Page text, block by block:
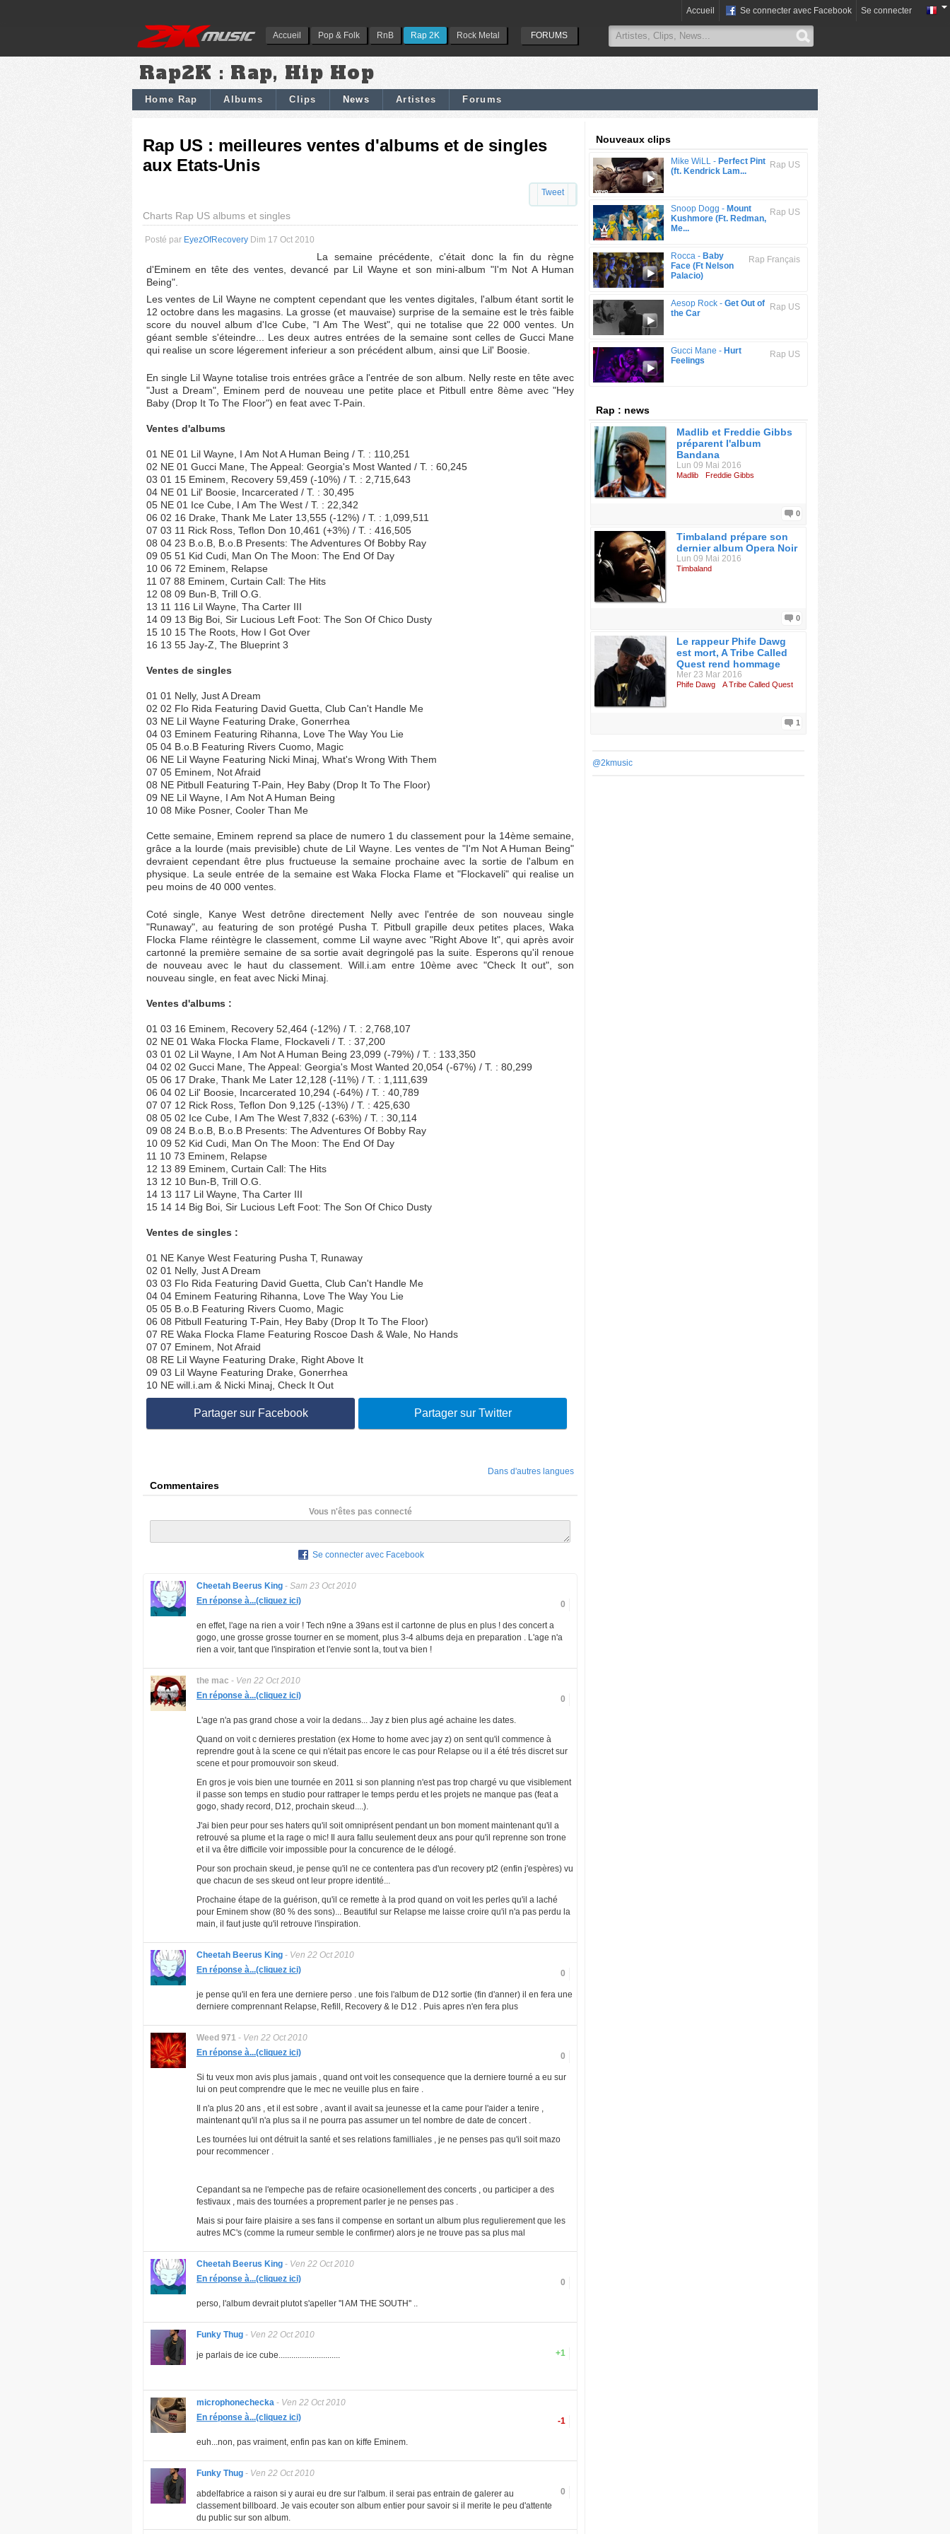
Accueil Pop & Folk RnB Rap 2K Rock Metal FORUMS
Accueil Se connecter avec Facebook Se connecter
Rap2K : Rap, Hip Hop
Home Rap Albums Clips News Artistes Forums
Rap US : meilleures ventes d'albums et de singles
aux Etats-Unis
Tweet
Charts Rap US albums et singles
Posté par EyezOfRecovery Dim 17 Oct 2010
La semaine précédente, c'était donc la fin du règne
d'Eminem en tête des ventes, devancé par Lil Wayne et son mini-album "I'm Not A Human
Being".
Les ventes de Lil Wayne ne comptent cependant que les ventes digitales, l'album étant sortit le
12 octobre dans les magasins. La grosse (et mauvaise) surprise de la semaine est le très faible
score du nouvel album d'Ice Cube, "I Am The West", qui ne totalise que 22 000 ventes. Un
géant semble s'éteindre... Les deux autres entrées de la semaine sont celles de Gucci Mane
qui realise un score légerement inferieur a son précédent album, ainsi que Lil' Boosie.
En single Lil Wayne totalise trois entrées grâce a l'entrée de son album. Nelly reste en tête avec
"Just a Dream", Eminem perd de nouveau une petite place et Pitbull entre 8ème avec "Hey
Baby (Drop It To The Floor") en feat avec T-Pain.
Ventes d'albums
01 NE 01 Lil Wayne, I Am Not A Human Being / T. : 110,251
02 NE 01 Gucci Mane, The Appeal: Georgia's Most Wanted / T. : 60,245
03 01 15 Eminem, Recovery 59,459 (-10%) / T. : 2,715,643
04 NE 01 Lil' Boosie, Incarcerated / T. : 30,495
05 NE 01 Ice Cube, I Am The West / T. : 22,342
06 02 16 Drake, Thank Me Later 13,555 (-12%) / T. : 1,099,511
07 03 11 Rick Ross, Teflon Don 10,461 (+3%) / T. : 416,505
08 04 23 B.o.B, B.o.B Presents: The Adventures Of Bobby Ray
09 05 51 Kid Cudi, Man On The Moon: The End Of Day
10 06 72 Eminem, Relapse
11 07 88 Eminem, Curtain Call: The Hits
12 08 09 Bun-B, Trill O.G.
13 11 116 Lil Wayne, Tha Carter III
14 09 13 Big Boi, Sir Lucious Left Foot: The Son Of Chico Dusty
15 10 15 The Roots, How I Got Over
16 13 55 Jay-Z, The Blueprint 3
Ventes de singles
01 01 Nelly, Just A Dream
02 02 Flo Rida Featuring David Guetta, Club Can't Handle Me
03 NE Lil Wayne Featuring Drake, Gonerrhea
04 03 Eminem Featuring Rihanna, Love The Way You Lie
05 04 B.o.B Featuring Rivers Cuomo, Magic
06 NE Lil Wayne Featuring Nicki Minaj, What's Wrong With Them
07 05 Eminem, Not Afraid
08 NE Pitbull Featuring T-Pain, Hey Baby (Drop It To The Floor)
09 NE Lil Wayne, I Am Not A Human Being
10 08 Mike Posner, Cooler Than Me
Cette semaine, Eminem reprend sa place de numero 1 du classement pour la 14ème semaine,
grâce a la lourde (mais previsible) chute de Lil Wayne. Les ventes de "I'm Not A Human Being"
devraient cependant être plus fructueuse la semaine prochaine avec la sortie de l'album en
physique. La seule entrée de la semaine est Waka Flocka Flame et "Flockaveli" qui realise un
peu moins de 40 000 ventes.
Coté single, Kanye West detrône directement Nelly avec l'entrée de son nouveau single
"Runaway", au featuring de son protégé Pusha T. Pitbull grapille deux petites places, Waka
Flocka Flame réintègre le classement, comme Lil wayne avec "Right Above It", qui après avoir
cartonné la première semaine de sa sortie avait degringolé pas la suite. Esperons qu'il renoue
de nouveau avec le haut du classement. Will.i.am entre 10ème avec "Check It out", son
nouveau single, en feat avec Nicki Minaj.
Ventes d'albums :
01 03 16 Eminem, Recovery 52,464 (-12%) / T. : 2,768,107
02 NE 01 Waka Flocka Flame, Flockaveli / T. : 37,200
03 01 02 Lil Wayne, I Am Not A Human Being 23,099 (-79%) / T. : 133,350
04 02 02 Gucci Mane, The Appeal: Georgia's Most Wanted 20,054 (-67%) / T. : 80,299
05 06 17 Drake, Thank Me Later 12,128 (-11%) / T. : 1,111,639
06 04 02 Lil' Boosie, Incarcerated 10,294 (-64%) / T. : 40,789
07 07 12 Rick Ross, Teflon Don 9,125 (-13%) / T. : 425,630
08 05 02 Ice Cube, I Am The West 7,832 (-63%) / T. : 30,114
09 08 24 B.o.B, B.o.B Presents: The Adventures Of Bobby Ray
10 09 52 Kid Cudi, Man On The Moon: The End Of Day
11 10 73 Eminem, Relapse
12 13 89 Eminem, Curtain Call: The Hits
13 12 10 Bun-B, Trill O.G.
14 13 117 Lil Wayne, Tha Carter III
15 14 14 Big Boi, Sir Lucious Left Foot: The Son Of Chico Dusty
Ventes de singles :
01 NE Kanye West Featuring Pusha T, Runaway
02 01 Nelly, Just A Dream
03 03 Flo Rida Featuring David Guetta, Club Can't Handle Me
04 04 Eminem Featuring Rihanna, Love The Way You Lie
05 05 B.o.B Featuring Rivers Cuomo, Magic
06 08 Pitbull Featuring T-Pain, Hey Baby (Drop It To The Floor)
07 RE Waka Flocka Flame Featuring Roscoe Dash & Wale, No Hands
07 07 Eminem, Not Afraid
08 RE Lil Wayne Featuring Drake, Right Above It
09 03 Lil Wayne Featuring Drake, Gonerrhea
10 NE will.i.am & Nicki Minaj, Check It Out
Partager sur Facebook Partager sur Twitter
Dans d'autres langues
Commentaires
Vous n'êtes pas connecté
Se connecter avec Facebook
Cheetah Beerus King - Sam 23 Oct 2010
0
En réponse à...(cliquez ici)
en effet, l'age na rien a voir ! Tech n9ne a 39ans est il cartonne de plus en plus ! des concert a
gogo, une grosse grosse tourner en se moment, plus 3-4 albums deja en preparation . L'age n'a
rien a voir, tant que l'inspiration et l'envie sont la, tout va bien !
the mac - Ven 22 Oct 2010
0
En réponse à...(cliquez ici)
L'age n'a pas grand chose a voir la dedans... Jay z bien plus agé achaine les dates.
Quand on voit c dernieres prestation (ex Home to home avec jay z) on sent qu'il commence à
reprendre gout à la scene ce qui n'était pas encore le cas pour Relapse ou il a été trés discret sur
scene et pour promouvoir son skeud.
En gros je vois bien une tournée en 2011 si son planning n'est pas trop chargé vu que visiblement
il passe son temps en studio pour rattraper le temps perdu et les projets ne manque pas (feat a
gogo, shady record, D12, prochain skeud....).
J'ai bien peur pour ses haters qu'il soit omniprésent pendant un bon moment maintenant qu'il a
retrouvé sa plume et la rage o mic! Il aura fallu seulement deux ans pour qu'il reprenne son trone
et il va être difficile voir impossible pour la concurence de le délogé.
Pour son prochain skeud, je pense qu'il ne ce contentera pas d'un recovery pt2 (enfin j'espères) vu
que chacun de ses skeud ont leur propre identité...
Prochaine étape de la guérison, qu'il ce remette à la prod quand on voit les perles qu'il a laché
pour Eminem show (80 % des sons)... Beautiful sur Relapse me laisse croire qu'il n'a pas perdu la
main, il faut juste qu'il retrouve l'inspiration.
Cheetah Beerus King - Ven 22 Oct 2010
0
En réponse à...(cliquez ici)
je pense qu'il en fera une derniere perso . une fois l'album de D12 sortie (fin d'anner) il en fera une
derniere comprennant Relapse, Refill, Recovery & le D12 . Puis apres n'en fera plus
Weed 971 - Ven 22 Oct 2010
0
En réponse à...(cliquez ici)
Si tu veux mon avis plus jamais , quand ont voit les consequence que la derniere tourné a eu sur
lui on peut comprendre que le mec ne veuille plus en faire .
Il n'a plus 20 ans , et il est sobre , avant il avait sa jeunesse et la came pour l'aider a tenire ,
maintenant qu'il n'a plus sa il ne pourra pas assumer un tel nombre de date de concert .
Les tournées lui ont détruit la santé et ses relations familliales , je ne penses pas qu'il soit mazo
pour recommencer .
Cepandant sa ne l'empeche pas de refaire ocasionellement des concerts , ou participer a des
festivaux , mais des tournées a proprement parler je ne penses pas .
Mais si pour faire plaisire a ses fans il compense en sortant un album plus regulierement que les
autres MC's (comme la rumeur semble le confirmer) alors je ne trouve pas sa plus mal
Cheetah Beerus King - Ven 22 Oct 2010
0
En réponse à...(cliquez ici)
perso, l'album devrait plutot s'apeller ''I AM THE SOUTH'' ..
Funky Thug - Ven 22 Oct 2010
+1
je parlais de ice cube.............................
microphonechecka - Ven 22 Oct 2010
-1
En réponse à...(cliquez ici)
euh...non, pas vraiment, enfin pas kan on kiffe Eminem.
Funky Thug - Ven 22 Oct 2010
0
abdelfabrice a raison si y aurai eu dre sur l'album. il serai pas entrain de galerer au
classement billboard. Je vais ecouter son album entier pour savoir si il merite le peu d'attente
du public sur son album.
Nouveaux clips
Rap US
Mike WiLL - Perfect Pint
(ft. Kendrick Lam...
Rap US
Snoop Dogg - Mount
Kushmore (Ft. Redman,
Me...
Rap Français
Rocca - Baby
Face (Ft Nelson
Palacio)
Rap US
Aesop Rock - Get Out of
the Car
Rap US
Gucci Mane - Hurt
Feelings
Rap : news
Madlib et Freddie Gibbs
préparent l'album
Bandana
Lun 09 Mai 2016
Madlib Freddie Gibbs
0
Timbaland prépare son
dernier album Opera Noir
Lun 09 Mai 2016
Timbaland
0
Le rappeur Phife Dawg
est mort, A Tribe Called
Quest rend hommage
Mer 23 Mar 2016
Phife Dawg A Tribe Called Quest
1
@2kmusic